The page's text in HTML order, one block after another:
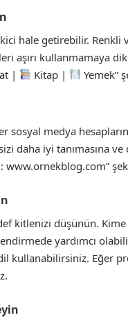
hale getirebilir.
aşırı kullanmamaya
| Kitap | Yemek”
medya
daha iyi tanımasına
www.ornekblog.com”
kitlenizi düşünün.
yardımcı
kullanabilirsiniz. Eğer